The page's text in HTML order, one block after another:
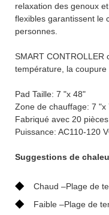
relaxation des genoux
flexibles garantissent le
personnes.
SMART CONTROLLER
température, la coupure
Pad Taille: 7 "x 48"
Zone de chauffage: 7 "x
Fabriqué avec 20
Puissance: AC110-120
Suggestions de
◆ Chaud –Plage de
◆ Faible –Plage de